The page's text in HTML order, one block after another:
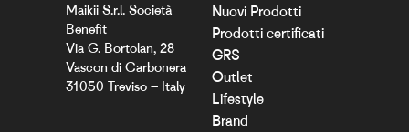
Maikii S.r.l. Società
Benefit
Via G. Bortolan, 28
Vascon di Carbonera
31050 Treviso – Italy
Nuovi Prodotti
Prodotti certificati
GRS
Outlet
Lifestyle
Brand